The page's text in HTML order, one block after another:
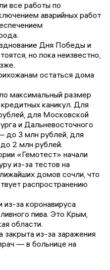
все работы по
аварийных работ
Дня Победы и
но пока неизвестно,
остаться дома
максимальный размер
каникул. Для
для Московской
и Дальневосточного
до 3 млн рублей, для
2 млн рублей.
«Гемотест» начали
из-за тестов на
домов сочли, что
распространению
из-за коронавируса
пива. Это Крым,
области.
закрыта из-за заражения
— в больнице на